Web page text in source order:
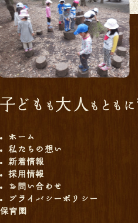
ホーム
私たちの想い
新着情報
採用情報
お問い合わせ
プライバシーポリシー
保育園